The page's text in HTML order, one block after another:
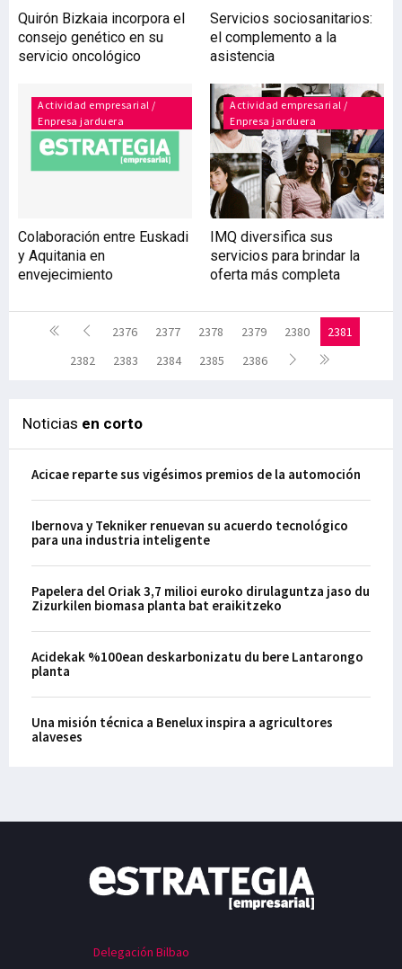
Quirón Bizkaia incorpora el
consejo genético en su
servicio oncológico
Servicios sociosanitarios:
el complemento a la
asistencia
Actividad empresarial /
Enpresa jarduera
Colaboración entre Euskadi
y Aquitania en
envejecimiento
Actividad empresarial /
Enpresa jarduera
IMQ diversifica sus
servicios para brindar la
oferta más completa
2376 2377 2378 2379 2380
2381
2382
2383 2384 2385 2386
Noticias en corto
Acicae reparte sus vigésimos premios de la automoción
Ibernova y Tekniker renuevan su acuerdo tecnológico
para una industria inteligente
Papelera del Oriak 3,7 milioi euroko dirulaguntza jaso du
Zizurkilen biomasa planta bat eraikitzeko
Acidekak %100ean deskarbonizatu du bere Lantarongo
planta
Una misión técnica a Benelux inspira a agricultores
alaveses
Delegación Bilbao